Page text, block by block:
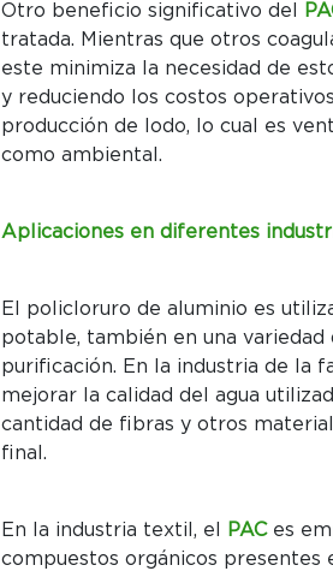
Otro beneficio significativo del
tratada. Mientras que otros
este minimiza la necesidad de
y reduciendo los costos
producción de lodo, lo cual es
como ambiental.
Aplicaciones en diferentes
El policloruro de aluminio es
potable, también en una
purificación. En la industria de la
mejorar la calidad del agua
cantidad de fibras y otros
final.
En la industria textil, el PACes
compuestos orgánicos presentes